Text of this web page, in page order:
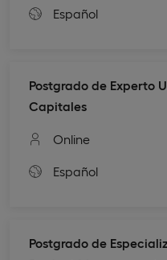
Español
Postgrado de Experto
Capitales
Online
Español
Postgrado de